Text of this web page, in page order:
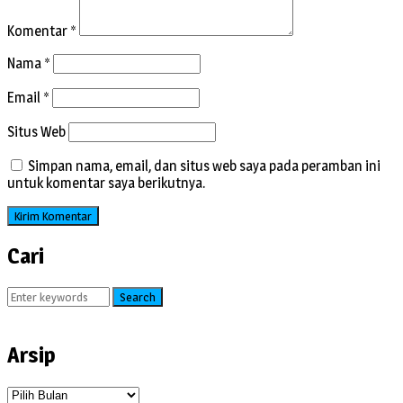
Komentar *
Nama *
Email *
Situs Web
Simpan nama, email, dan situs web saya pada peramban ini
untuk komentar saya berikutnya.
Cari
Search
Arsip
Arsip